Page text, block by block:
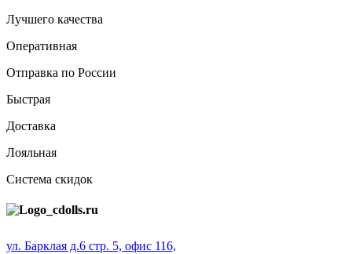
Лучшего качества
Оперативная
Отправка по России
Быстрая
Доставка
Лояльная
Система скидок
ул. Барклая д.6 стр. 5, офис 116,